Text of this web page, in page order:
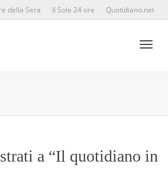
della Sera Il Sole 24 ore Quotidiano.net
a “Il quotidiano in